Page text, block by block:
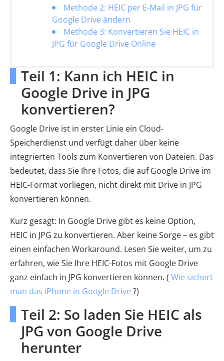
Methode 2: HEIC per E-Mail in JPG für
Google Drive ändern
Methode 3: Konvertieren Sie HEIC in
JPG für Google Drive Online
Teil 1: Kann ich HEIC in
Google Drive in JPG
konvertieren?
Google Drive ist in erster Linie ein Cloud-
Speicherdienst und verfügt daher über keine
integrierten Tools zum Konvertieren von Dateien. Das
bedeutet, dass Sie Ihre Fotos, die auf Google Drive im
HEIC-Format vorliegen, nicht direkt mit Drive in JPG
konvertieren können.
Kurz gesagt: In Google Drive gibt es keine Option,
HEIC in JPG zu konvertieren. Aber keine Sorge – es gibt
einen einfachen Workaround. Lesen Sie weiter, um zu
erfahren, wie Sie Ihre HEIC-Fotos mit Google Drive
ganz einfach in JPG konvertieren können. ( Wie sichert
man das iPhone in Google Drive ?)
Teil 2: So laden Sie HEIC als
JPG von Google Drive
herunter